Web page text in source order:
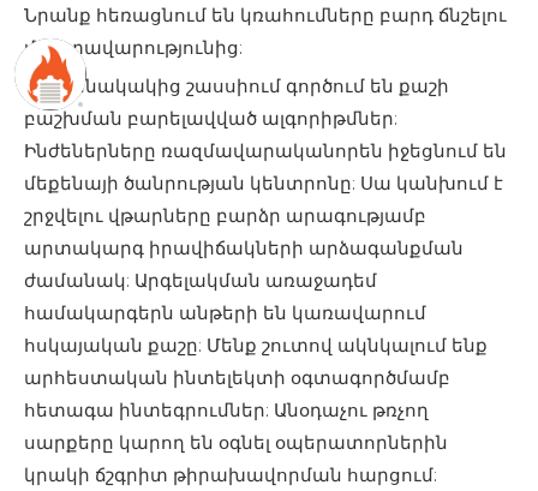
Նրանք հեռացնում են կռահումները բարդ ճնշելու
մարտավարությունից:
Ժամանակակից շասսիում գործում են քաշի
բաշխման բարելավված ալգորիթմներ:
Ինժեներները ռազմավարականորեն իջեցնում են
մեքենայի ծանրության կենտրոնը: Սա կանխում է
շրջվելու վթարները բարձր արագությամբ
արտակարգ իրավիճակների արձագանքման
ժամանակ: Արգելակման առաջադեմ
համակարգերն անթերի են կառավարում
հսկայական քաշը: Մենք շուտով ակնկալում ենք
արհեստական ​​ինտելեկտի օգտագործմամբ
հետագա ինտեգրումներ: Անօդաչու թռչող
սարքերը կարող են օգնել օպերատորներին
կրակի ճշգրիտ թիրախավորման հարցում: